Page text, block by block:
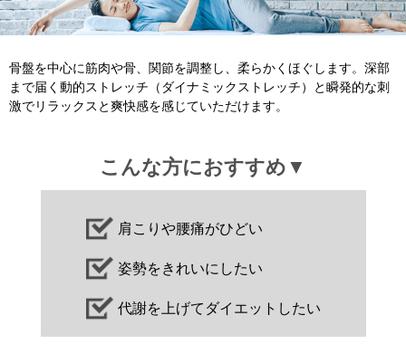
骨盤を中心に筋肉や骨、関節を調整し、柔らかくほぐします。深部
まで届く 動的ストレッチ（ダイナミックストレッチ） と瞬発的な刺
激でリラックスと爽快感を感じていただけます。
こんな方におすすめ▼
肩こりや腰痛がひどい
姿勢をきれいにしたい
代謝を上げてダイエットしたい